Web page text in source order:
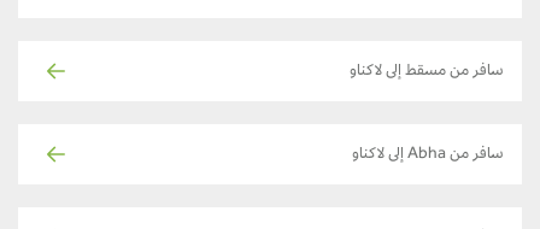
سافر من مسقط إلى لاكناو
سافر من Abha إلى لاكناو